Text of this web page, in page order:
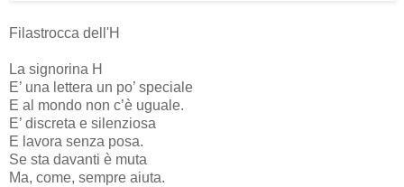
Filastrocca dell'H
La signorina H
E’ una lettera un po’ speciale
E al mondo non c’è uguale.
E’ discreta e silenziosa
E lavora senza posa.
Se sta davanti è muta
Ma, come, sempre aiuta.